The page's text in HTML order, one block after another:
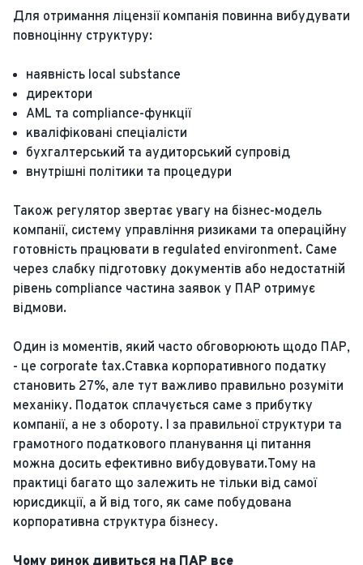
Для отримання ліцензії компанія повинна вибудувати
повноцінну структуру:
наявність local substance
директори
AML та compliance-функції
кваліфіковані спеціалісти
бухгалтерський та аудиторський супровід
внутрішні політики та процедури
Також регулятор звертає увагу на бізнес-модель
компанії, систему управління ризиками та операційну
готовність працювати в regulated environment. Саме
через слабку підготовку документів або недостатній
рівень compliance частина заявок у ПАР отримує
відмови.
Один із моментів, який часто обговорюють щодо ПАР,
- це corporate tax.Ставка корпоративного податку
становить 27%, але тут важливо правильно розуміти
механіку. Податок сплачується саме з прибутку
компанії, а не з обороту. І за правильної структури та
грамотного податкового планування ці питання
можна досить ефективно вибудовувати.Тому на
практиці багато що залежить не тільки від самої
юрисдикції, а й від того, як саме побудована
корпоративна структура бізнесу.
Чому ринок дивиться на ПАР все